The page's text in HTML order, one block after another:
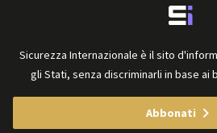
Sicurezza Internazionale è il sito
gli Stati, senza discriminarli in base ai
Abbonati